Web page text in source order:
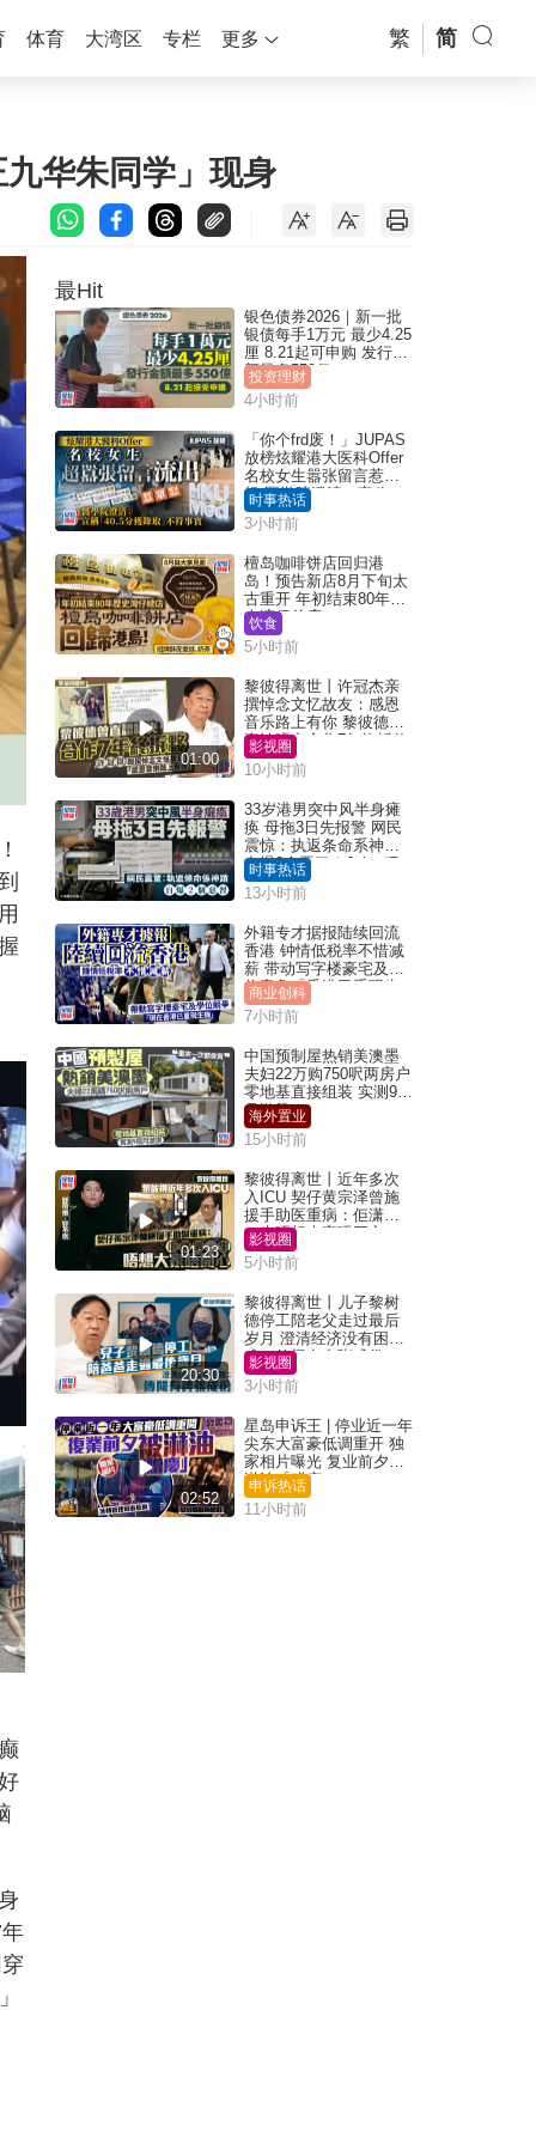
体育 大湾区 专栏 更多 繁 简
华朱同学」现身
最Hit
银色债券2026｜新一批
银债每手1万元 最少4.25
厘 8.21起可申购 发行金
额最多550亿
投资理财
4小时前
「你个frd废！」JUPAS
放榜炫耀港大医科Offer
名校女生嚣张留言惹众
怒 医学院澄清：宣称
「40.5分获录取」不符事
实｜Juicy叮
时事热话
3小时前
檀岛咖啡饼店回归港
岛！预告新店8月下旬太
古重开 年初结束80年历
史湾仔总店
饮食
5小时前
01:00
黎彼得离世丨许冠杰亲
撰悼念文忆故友：感恩
音乐路上有你 黎彼德曾
直认唔夹合作7年终拆伙
影视圈
10小时前
33岁港男突中风半身瘫
痪 母拖3日先报警 网民
震惊：执返条命系神迹
自爆2个恶习｜Juicy叮
时事热话
13小时前
外籍专才据报陆续回流
香港 钟情低税率不惜减
薪 带动写字楼豪宅及学
位竞争「香港已重现生
机」
商业创科
7小时前
中国预制屋热销美澳墨
夫妇22万购750呎两房户
零地基直接组装 实测9个
月激赞
海外置业
15小时前
01:23
黎彼得离世丨近年多次
入ICU 契仔黄宗泽曾施
援手助医重病：佢潇洒
一生唔想大家唔开心
影视圈
5小时前
20:30
黎彼得离世丨儿子黎树
德停工陪老父走过最后
岁月 澄清经济没有困
难：传闻有夸张成份
影视圈
3小时前
02:52
星岛申诉王 | 停业近一年
尖东大富豪低调重开 独
家相片曝光 复业前夕被
淋油「赠庆」
申诉热话
11小时前